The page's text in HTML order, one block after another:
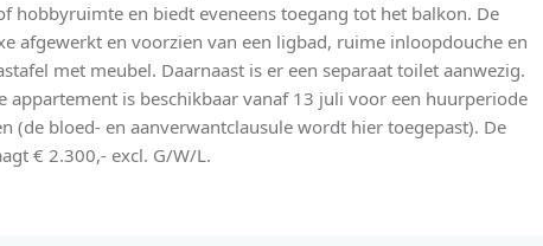
hobbyruimte en biedt eveneens toegang tot het balkon. De
afgewerkt en voorzien van een ligbad, ruime inloopdouche en
met meubel. Daarnaast is er een separaat toilet aanwezig.
appartement is beschikbaar vanaf 13 juli voor een huurperiode
(de bloed- en aanverwantclausule wordt hier toegepast). De
€ 2.300,- excl. G/W/L.